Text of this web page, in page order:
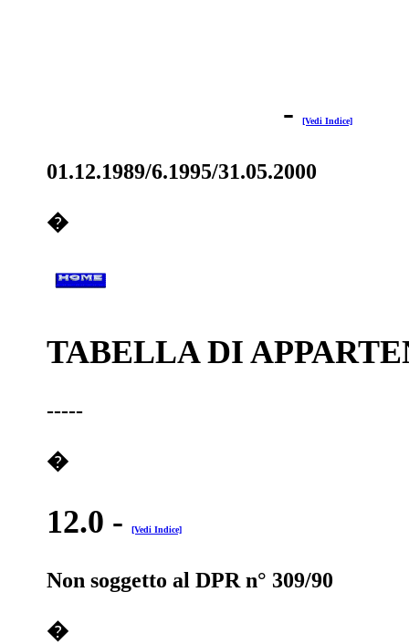
- [Vedi Indice]
01.12.1989/6.1995/31.05.2000
�
TABELLA DI
-----
�
12.0 - [Vedi Indice]
Non soggetto al DPR n° 309/90
�